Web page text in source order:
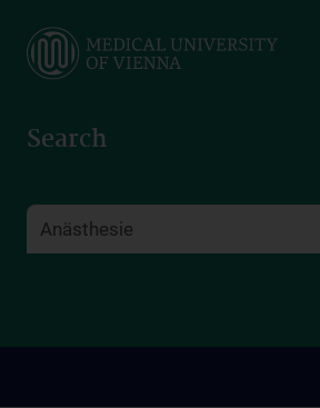
main
Search